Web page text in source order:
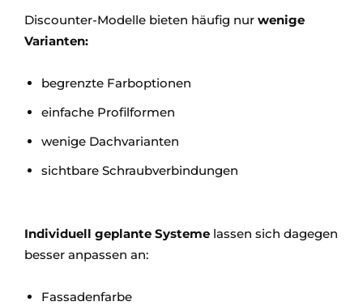
Discounter-Modelle bieten häufig nur wenige
Varianten:
begrenzte Farboptionen
einfache Profilformen
wenige Dachvarianten
sichtbare Schraubverbindungen
Individuell geplante Systeme lassen sich dagegen
besser anpassen an:
Fassadenfarbe